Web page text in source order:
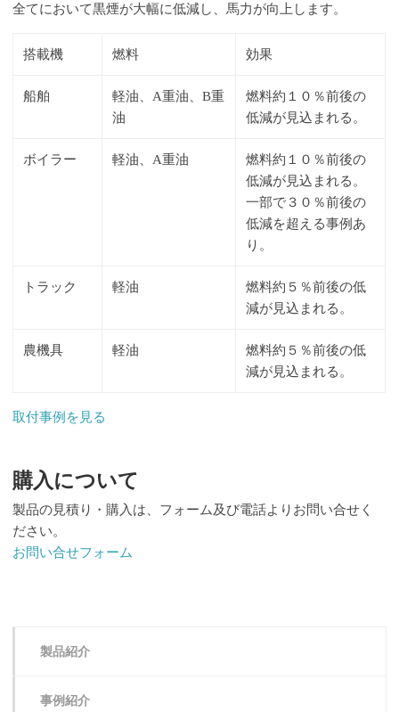
全てにおいて黒煙が大幅に低減し、馬力が向上します。
搭載機 燃料 効果
船舶
軽油、A重油、B重
油
燃料約１０％前後の
低減が見込まれる。
ボイラー 軽油、A重油
燃料約１０％前後の
低減が見込まれる。
一部で３０％前後の
低減を超える事例あ
り。
トラック 軽油
燃料約５％前後の低
減が見込まれる。
農機具 軽油
燃料約５％前後の低
減が見込まれる。
取付事例を見る
購入について
製品の見積り・購入は、フォーム及び電話よりお問い合せく
ださい。
お問い合せフォーム
製品紹介
事例紹介